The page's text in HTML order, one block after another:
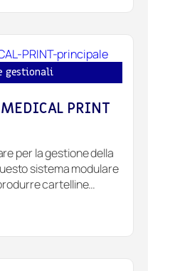
gestionali
PRINT
per la gestione della
sistema modulare
cartelline…